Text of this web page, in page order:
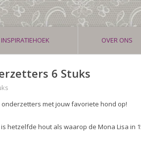
INSPIRATIEHOEK OVER ONS
6 Stuks
met jouw favoriete hond op!
hetzelfde hout als waarop de Mona Lisa in